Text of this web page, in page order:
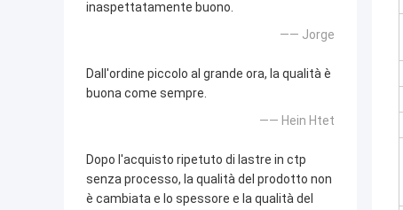
inaspettatamente buono.
—— Jorge
Dall'ordine piccolo al grande ora, la qualità è
buona come sempre.
—— Hein Htet
Dopo l'acquisto ripetuto di lastre in ctp
senza processo, la qualità del prodotto non
è cambiata e lo spessore e la qualità del